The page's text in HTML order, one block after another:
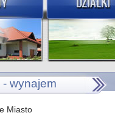
wynajem
Miasto